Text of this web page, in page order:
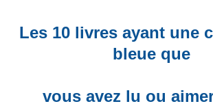
Les 10 livres ayant une
bleue que
vous avez lu ou